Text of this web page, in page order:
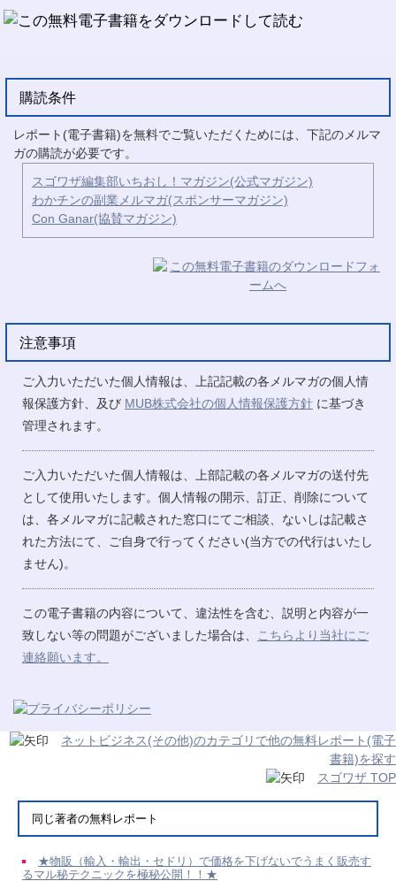
購読条件
レポート(電子書籍)を無料でご覧いただくためには、下記のメルマ
ガの購読が必要です。
スゴワザ編集部いちおし！マガジン(公式マガジン)
わかチンの副業メルマガ(スポンサーマガジン)
Con Ganar(協賛マガジン)
注意事項
ご入力いただいた個人情報は、上記記載の各メルマガの個人情
報保護方針、及び MUB株式会社の個人情報保護方針 に基づき
管理されます。
ご入力いただいた個人情報は、上部記載の各メルマガの送付先
として使用いたします。個人情報の開示、訂正、削除について
は、各メルマガに記載された窓口にてご相談、ないしは記載さ
れた方法にて、ご自身で行ってください(当方での代行はいたし
ません)。
この電子書籍の内容について、違法性を含む、説明と内容が一
致しない等の問題がございました場合は、
こちらより当社にご
連絡願います。
ネットビジネス(その他)のカテゴリで他の無料レポート(電子
書籍)を探す
スゴワザ TOP
同じ著者の無料レポート
★物販（輸入・輸出・セドリ）で価格を下げないでうまく販売す
るマル秘テクニックを極秘公開！！★